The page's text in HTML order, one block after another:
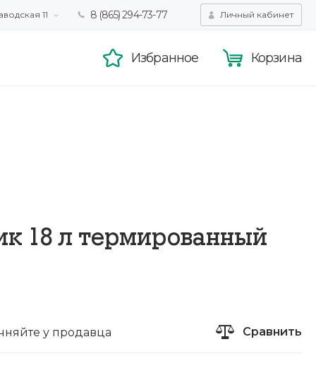
11 8 (865) 294-73-77 Личный кабинет
Избранное Корзина
18 л термированный
у продавца Сравнить